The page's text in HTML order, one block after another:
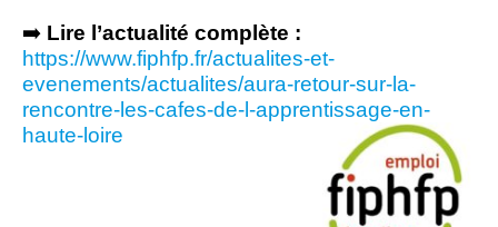
➡️ Lire l’actualité complète :
https://www.fiphfp.fr/actualites-et-
evenements/actualites/aura-retour-sur-la-
rencontre-les-cafes-de-l-apprentissage-en-
haute-loire